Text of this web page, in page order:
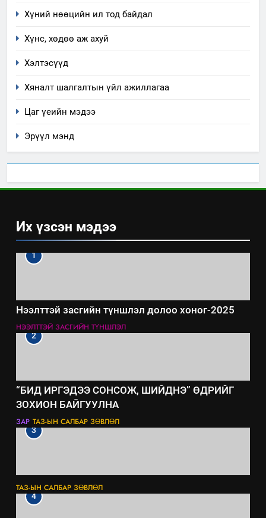
Хүний нөөцийн ил тод байдал
Хүнс, хөдөө аж ахуй
Хэлтэсүүд
Хяналт шалгалтын үйл ажиллагаа
Цаг үеийн мэдээ
Эрүүл мэнд
Их үзсэн мэдээ
1
Нээлттэй засгийн түншлэл долоо хоног-2025
НЭЭЛТТЭЙ ЗАСГИЙН ТҮНШЛЭЛ
2
“БИД ИРГЭДЭЭ СОНСОЖ, ШИЙДНЭ” ӨДРИЙГ
ЗОХИОН БАЙГУУЛНА
ЗАР ТАЗ-ЫН САЛБАР ЗӨВЛӨЛ
3
ТАЗ-ЫН САЛБАР ЗӨВЛӨЛ
4